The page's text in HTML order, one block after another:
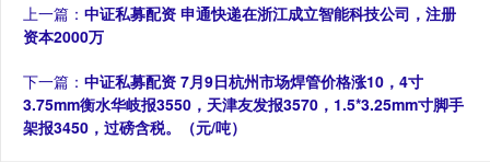
上一篇： 中证私募配资 申通快递在浙江成立智能科技公司，注册
资本2000万
下一篇： 中证私募配资 7月9日杭州市场焊管价格涨10，4寸
3.75mm衡水华岐报3550，天津友发报3570，1.5*3.25mm寸脚手
架报3450，过磅含税。（元/吨）